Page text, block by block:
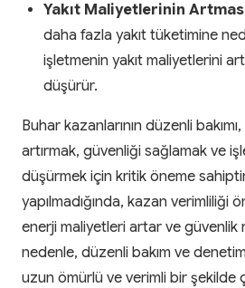
Yakıt Maliyetlerinin
daha fazla yakıt tüketimine
işletmenin yakıt maliyetlerini
düşürür.
Buhar kazanlarının düzenli
artırmak, güvenliği sağlamak ve
düşürmek için kritik öneme
yapılmadığında, kazan verimliliği
enerji maliyetleri artar ve güvenlik
nedenle, düzenli bakım ve
uzun ömürlü ve verimli bir şekilde